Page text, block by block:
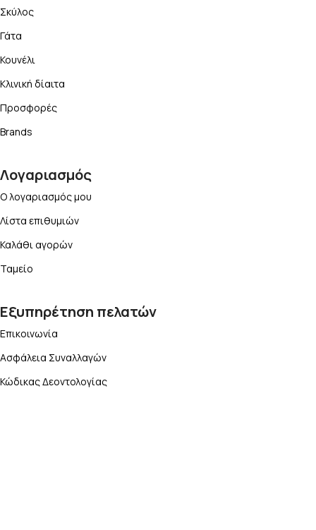
Σκύλος
Γάτα
Κουνέλι
Κλινική δίαιτα
Προσφορές
Brands
Λογαριασμός
Ο λογαριασμός μου
Λίστα επιθυμιών
Καλάθι αγορών
Ταμείο
Εξυπηρέτηση πελατών
Επικοινωνία
Ασφάλεια Συναλλαγών
Κώδικας Δεοντολογίας